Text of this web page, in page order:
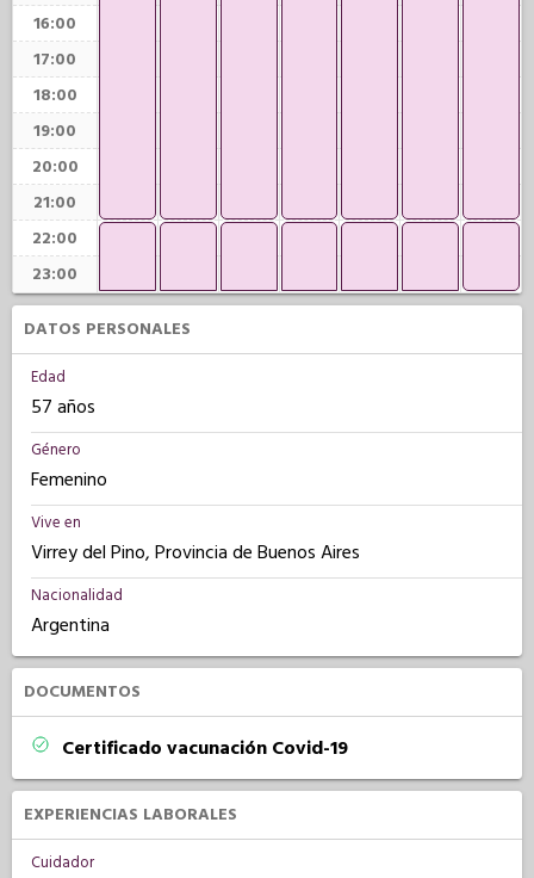
16:00
17:00
18:00
19:00
20:00
21:00
22:00
23:00
DATOS PERSONALES
Edad
57 años
Género
Femenino
Vive en
Virrey del Pino, Provincia de Buenos Aires
Nacionalidad
Argentina
DOCUMENTOS
Certificado vacunación Covid-19
EXPERIENCIAS LABORALES
Cuidador